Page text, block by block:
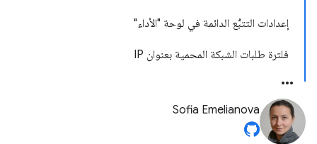
إعدادات التتبُّع الدائمة في لوحة "الأداء"
فلترة طلبات الشبكة المحمية بعنوان IP
Sofia Emelianova